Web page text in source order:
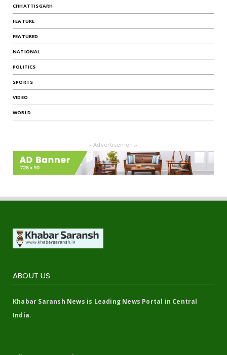
CHHATTISGARH
FEATURE
FEATURED
NATIONAL
POLITICS
SPORTS
VIDEO
WORLD
- Advertisement-
ABOUT US
Khabar Saransh News is Leading News Portal in Central
India.